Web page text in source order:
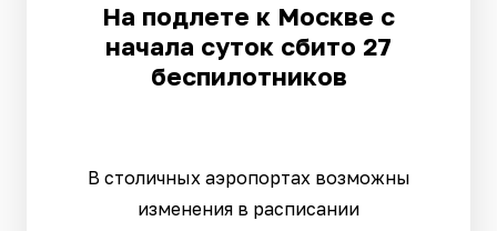
На подлете к Москве с
начала суток сбито 27
беспилотников
В столичных аэропортах возможны
изменения в расписании